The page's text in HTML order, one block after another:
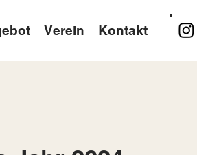
Verein Kontakt